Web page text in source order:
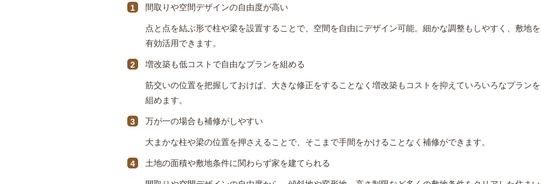
間取りや空間デザインの自由度が高い
点と点を結ぶ形で柱や梁を設置することで、空間を自由にデザイン可能。細かな調整もしやすく、敷地を
有効活用できます。
増改築も低コストで自由なプランを組める
筋交いの位置を把握しておけば、大きな修正をすることなく増改築もコストを抑えていろいろなプランを
組めます。
万が一の場合も補修がしやすい
大まかな柱や梁の位置を押さえることで、そこまで手間をかけることなく補修ができます。
土地の面積や敷地条件に関わらず家を建てられる